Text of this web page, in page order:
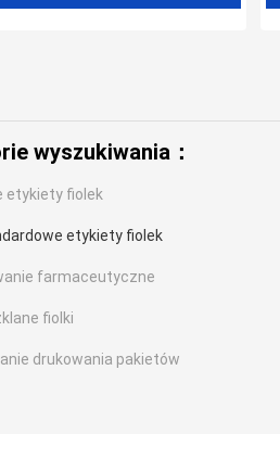
wyszukiwania：
etykiety fiolek
etykiety fiolek
farmaceutyczne
fiolki
drukowania pakietów